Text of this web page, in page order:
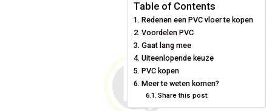
O
N
R
E
S
T
O
D O
Table of Contents
Redenen een PVC vloer te kopen
Voordelen PVC
Gaat lang mee
Uiteenlopende keuze
PVC kopen
Meer te weten komen?
Share this post: